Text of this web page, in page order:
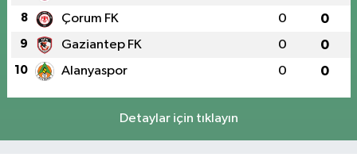
8 Çorum FK 0 0
9 Gaziantep FK 0 0
10 Alanyaspor 0 0
Detaylar için tıklayın